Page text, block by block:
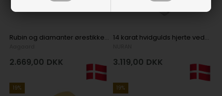
Rubin og diamanter ørestikker, 8 x 5 mm i 8 karat guld
2.669,00 DKK
14 karat hvidgulds hjerte vedhæng med 0,06 ct diamant
3.119,00 DKK
19% 19%